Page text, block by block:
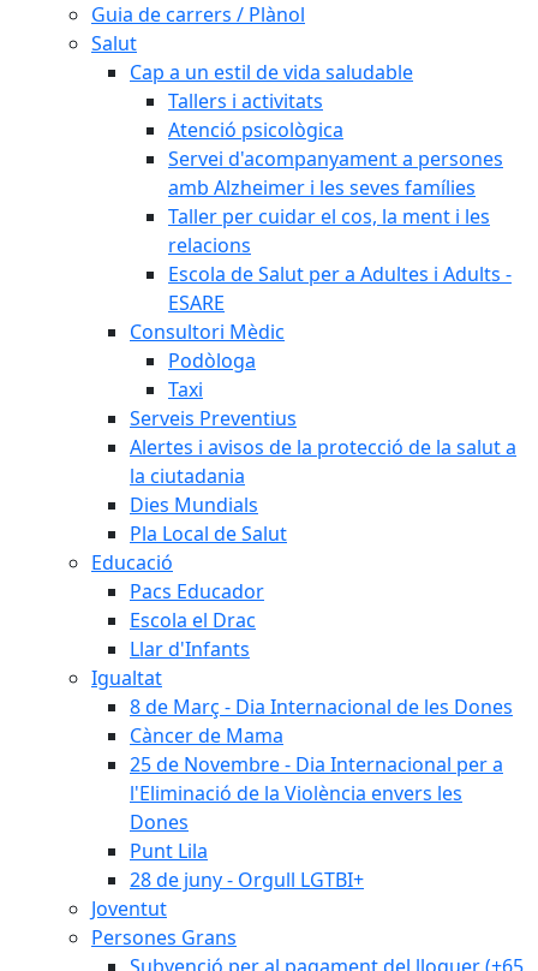
Guia de carrers / Plànol
Salut
Cap a un estil de vida saludable
Tallers i activitats
Atenció psicològica
Servei d'acompanyament a persones
amb Alzheimer i les seves famílies
Taller per cuidar el cos, la ment i les
relacions
Escola de Salut per a Adultes i Adults -
ESARE
Consultori Mèdic
Podòloga
Taxi
Serveis Preventius
Alertes i avisos de la protecció de la salut a
la ciutadania
Dies Mundials
Pla Local de Salut
Educació
Pacs Educador
Escola el Drac
Llar d'Infants
Igualtat
8 de Març - Dia Internacional de les Dones
Càncer de Mama
25 de Novembre - Dia Internacional per a
l'Eliminació de la Violència envers les
Dones
Punt Lila
28 de juny - Orgull LGTBI+
Joventut
Persones Grans